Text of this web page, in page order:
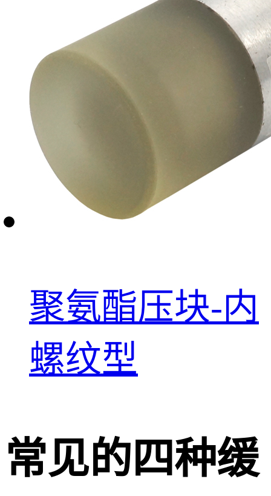
聚氨酯压块-内
螺纹型
常见的四种缓